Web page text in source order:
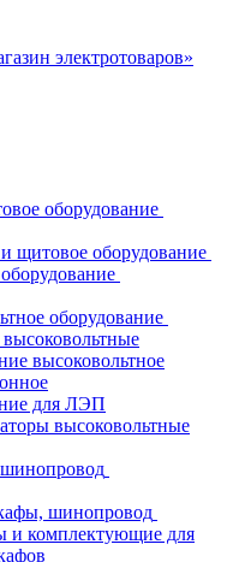
оборудование
щитовое оборудование
оборудование
высоковольтное
для ЛЭП
высоковольтные
шинопровод
и комплектующие для